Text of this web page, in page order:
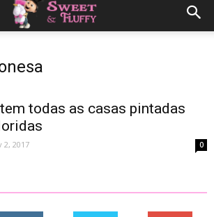
todas as casas pintadas
2, 2017 0